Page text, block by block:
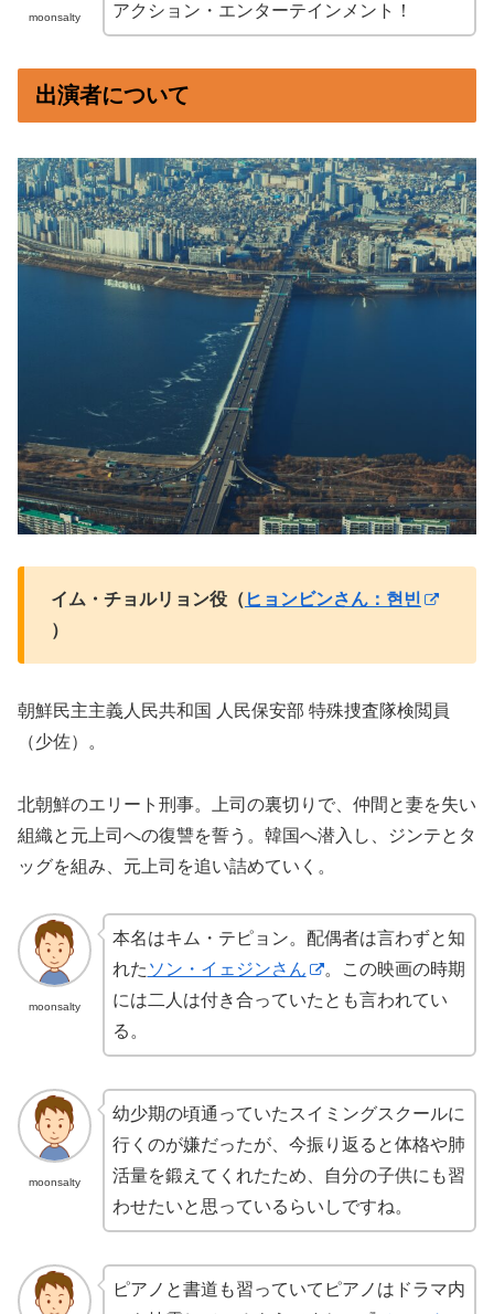
moonsalty
アクション・エンターテインメント！
出演者について
イム・チョルリョン役（ ヒョンビンさん：현빈
）
朝鮮民主主義人民共和国 人民保安部 特殊捜査隊検閲員
（少佐）。
北朝鮮のエリート刑事。上司の裏切りで、仲間と妻を失い
組織と元上司への復讐を誓う。韓国へ潜入し、ジンテとタ
ッグを組み、元上司を追い詰めていく。
moonsalty
本名はキム・テピョン。配偶者は言わずと知
れた ソン・イェジンさん
。この映画の時期
には二人は付き合っていたとも言われてい
る。
moonsalty
幼少期の頃通っていたスイミングスクールに
行くのが嫌だったが、今振り返ると体格や肺
活量を鍛えてくれたため、自分の子供にも習
わせたいと思っているらいしですね。
ピアノと書道も習っていてピアノはドラマ内